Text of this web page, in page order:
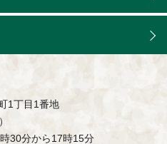
1丁目1番地
30分から17時15分